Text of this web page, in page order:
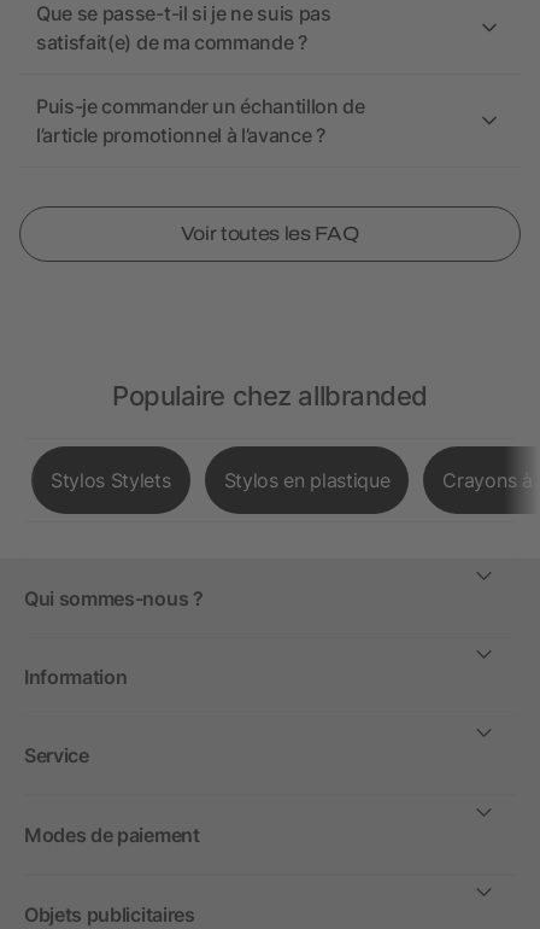
Que se passe-t-il si je ne suis pas
satisfait(e) de ma commande ?
Puis-je commander un échantillon de
l’article promotionnel à l’avance ?
Voir toutes les FAQ
Populaire chez allbranded
Stylos Stylets Stylos en plastique Crayons à
Qui sommes-nous ?
Information
Service
Modes de paiement
Objets publicitaires